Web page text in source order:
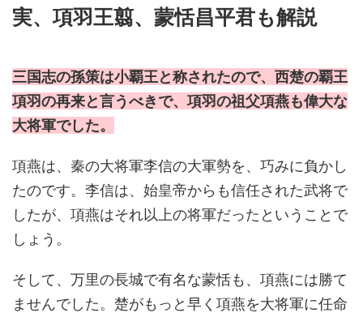
実、項羽王翦、蒙恬昌平君も解説
三国志の孫策は小覇王と称されたので、西楚の覇王
項羽の再来と言うべきで、項羽の祖父項燕も偉大な
大将軍でした。
項燕は、秦の大将軍李信の大軍勢を、巧みに負かし
たのです。李信は、始皇帝からも信任された武将で
したが、項燕はそれ以上の将軍だったということで
しょう。
そして、万里の長城で有名な蒙恬も、項燕には勝て
ませんでした。楚がもっと早く項燕を大将軍に任命